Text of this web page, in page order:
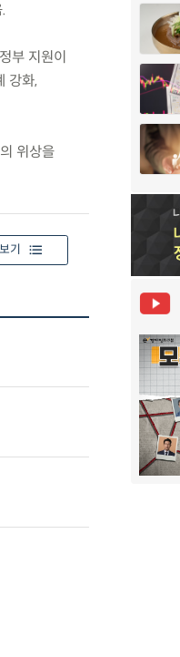
부 지원이
강화,
위상을
기